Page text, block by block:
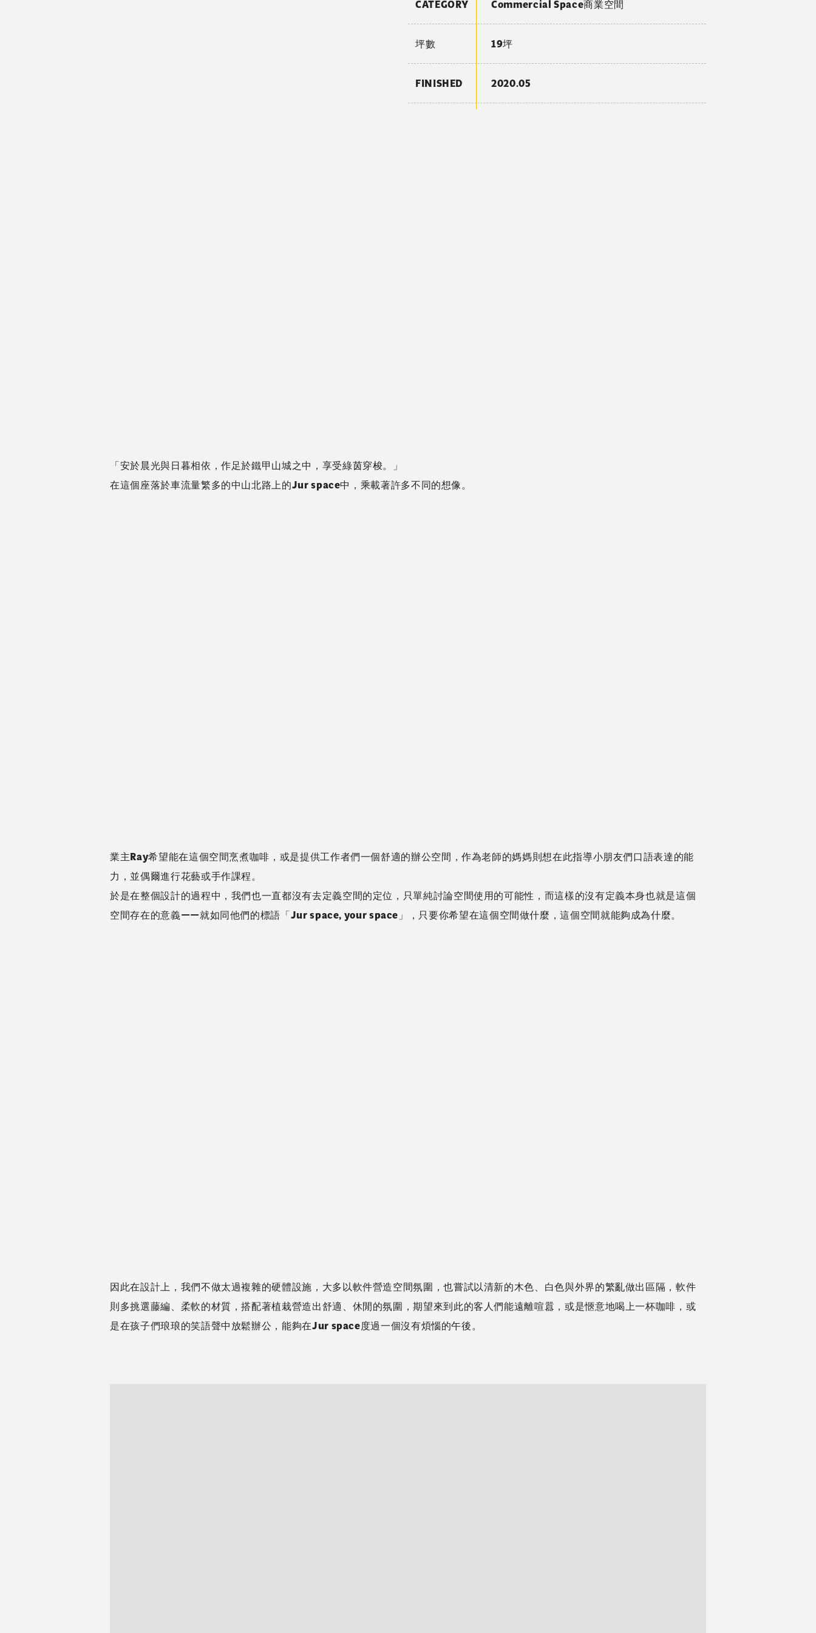
CATEGORY Commercial Space商業空間
坪數 19坪
FINISHED 2020.05
「安於晨光與日暮相依，作足於鐵甲山城之中，享受綠茵穿梭。」
在這個座落於車流量繁多的中山北路上的Jur space中，乘載著許多不同的想像。
業主Ray希望能在這個空間烹煮咖啡，或是提供工作者們一個舒適的辦公空間，作為老師的媽媽則想在此指導小朋友們口語表達的能
力，並偶爾進行花藝或手作課程。
於是在整個設計的過程中，我們也一直都沒有去定義空間的定位，只單純討論空間使用的可能性，而這樣的沒有定義本身也就是這個
空間存在的意義——就如同他們的標語「Jur space, your space」，只要你希望在這個空間做什麼，這個空間就能夠成為什麼。
因此在設計上，我們不做太過複雜的硬體設施，大多以軟件營造空間氛圍，也嘗試以清新的木色、白色與外界的繁亂做出區隔，軟件
則多挑選藤編、柔軟的材質，搭配著植栽營造出舒適、休閒的氛圍，期望來到此的客人們能遠離喧囂，或是愜意地喝上一杯咖啡，或
是在孩子們琅琅的笑語聲中放鬆辦公，能夠在Jur space度過一個沒有煩惱的午後。